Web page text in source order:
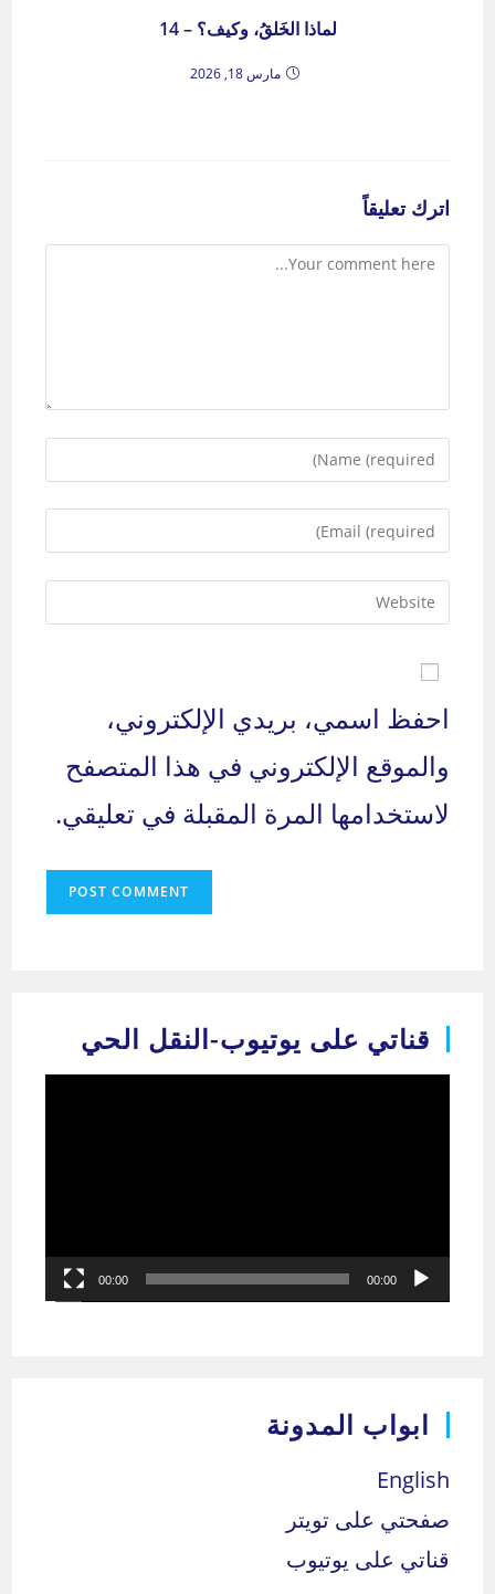
لماذا الخَلقُ، وكيف؟ – 14
مارس 18, 2026
اترك تعليقاً
Comment
Enter
your
username
to
comment
Enter
your
address
to
Enter
URL
احفظ اسمي، بريدي الإلكتروني،
والموقع الإلكتروني في هذا المتصفح
لاستخدامها المرة المقبلة في تعليقي.
قناتي على يوتيوب-النقل الحي
00:00
00:00
ابواب المدونة
English
صفحتي على تويتر
قناتي على يوتيوب